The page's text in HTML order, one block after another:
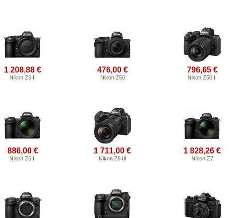
1 208,88 €
Nikon Z5 II
476,00 €
Nikon Z50
796,65 €
Nikon Z50 II
886,00 €
Nikon Z6 II
1 711,00 €
Nikon Z6 III
1 828,26 €
Nikon Z7